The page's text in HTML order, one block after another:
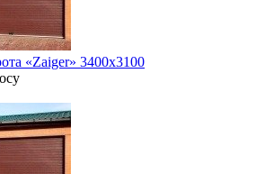
«Zaiger» 3400x3100